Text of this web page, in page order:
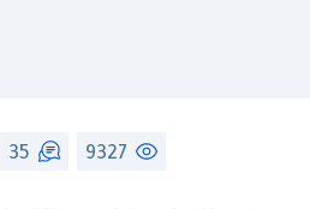
9327
35